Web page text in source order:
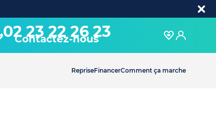
02 23 22 26 23
Contactez-nous
RepriseFinancerComment ça marche